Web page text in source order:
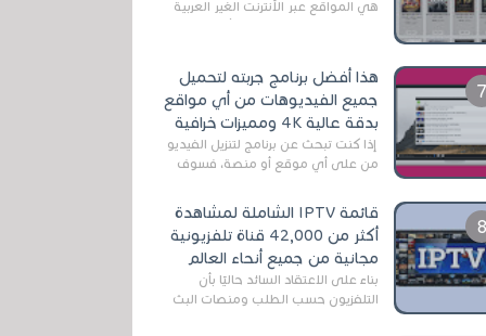
هي المواقع عبر الأنترنت الغير العربية
التي تقدم خدمة تحميل الأفلام على
هذا أفضل برنامج جربته لتحميل
جميع الفيديوهات من أي مواقع
بدقة عالية 4K ومميزات خرافية
إذا كنت تبحث عن برنامج لتنزيل الفيديو
من على أي موقع أو منصة، فسوف
الخاصة بالبرامج والتطبيقات في هذا
المج...
قائمة IPTV الشاملة لمشاهدة
أكثر من 42,000 قناة تلفزيونية
مجانية من جميع أنحاء العالم
بناءً على الاعتقاد السائد حاليًا بأن
التلفزيون حسب الطلب ومنصات البث